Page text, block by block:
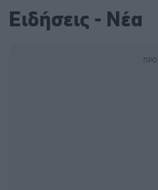
Ειδήσεις - Νέα